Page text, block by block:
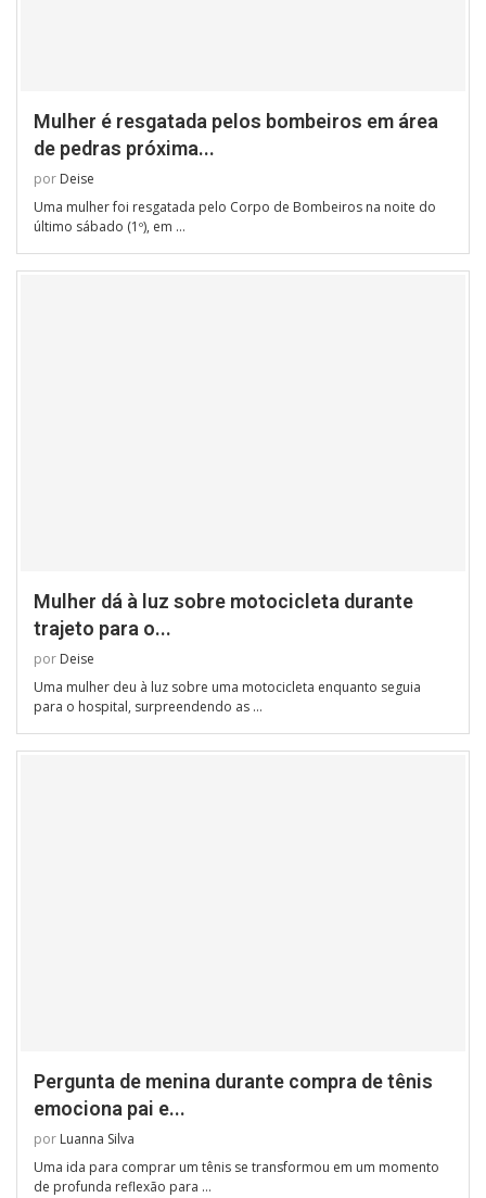
Mulher é resgatada pelos bombeiros em área
de pedras próxima...
por Deise
Uma mulher foi resgatada pelo Corpo de Bombeiros na noite do
último sábado (1º), em …
Mulher dá à luz sobre motocicleta durante
trajeto para o...
por Deise
Uma mulher deu à luz sobre uma motocicleta enquanto seguia
para o hospital, surpreendendo as …
Pergunta de menina durante compra de tênis
emociona pai e...
por Luanna Silva
Uma ida para comprar um tênis se transformou em um momento
de profunda reflexão para …